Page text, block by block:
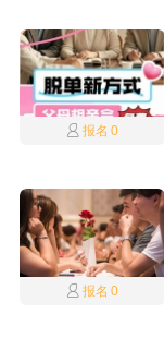
报名 0
报名 0